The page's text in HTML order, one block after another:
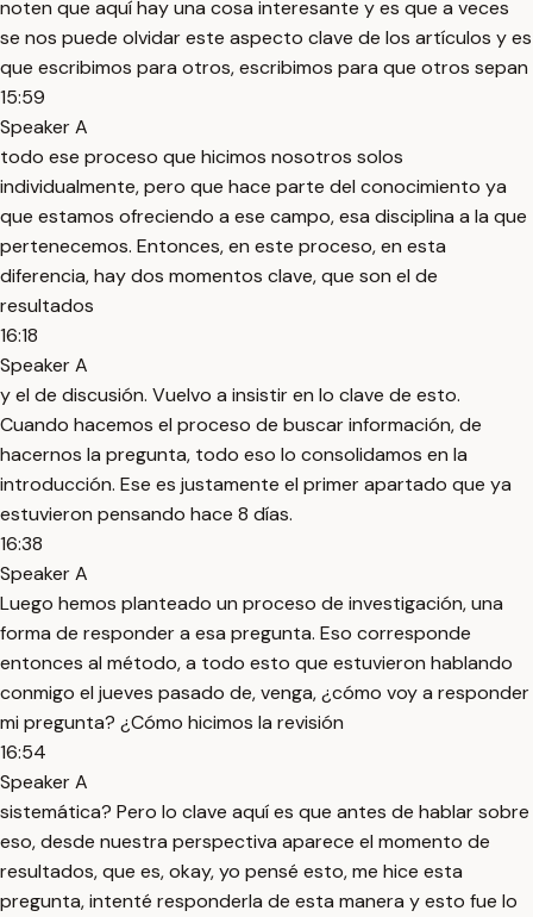
noten que aquí hay una cosa interesante y es que a veces
se nos puede olvidar este aspecto clave de los artículos y es
que escribimos para otros, escribimos para que otros sepan
15:59
Speaker A
todo ese proceso que hicimos nosotros solos
individualmente, pero que hace parte del conocimiento ya
que estamos ofreciendo a ese campo, esa disciplina a la que
pertenecemos. Entonces, en este proceso, en esta
diferencia, hay dos momentos clave, que son el de
resultados
16:18
Speaker A
y el de discusión. Vuelvo a insistir en lo clave de esto.
Cuando hacemos el proceso de buscar información, de
hacernos la pregunta, todo eso lo consolidamos en la
introducción. Ese es justamente el primer apartado que ya
estuvieron pensando hace 8 días.
16:38
Speaker A
Luego hemos planteado un proceso de investigación, una
forma de responder a esa pregunta. Eso corresponde
entonces al método, a todo esto que estuvieron hablando
conmigo el jueves pasado de, venga, ¿cómo voy a responder
mi pregunta? ¿Cómo hicimos la revisión
16:54
Speaker A
sistemática? Pero lo clave aquí es que antes de hablar sobre
eso, desde nuestra perspectiva aparece el momento de
resultados, que es, okay, yo pensé esto, me hice esta
pregunta, intenté responderla de esta manera y esto fue lo